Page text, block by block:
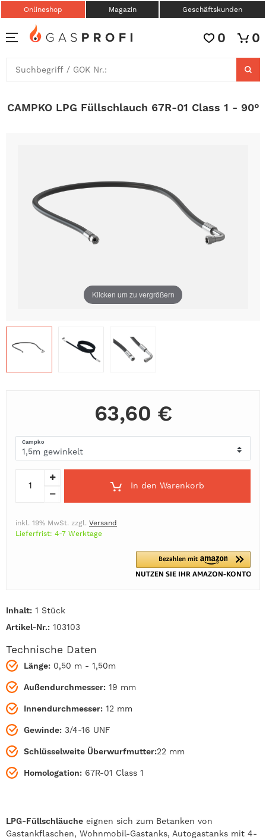
Onlineshop Magazin Geschäftskunden
0 0
CAMPKO LPG Füllschlauch 67R-01 Class 1 - 90°
Klicken um zu vergrößern
Inhalt: 1 Stück
Artikel-Nr.: 103103
Technische Daten
Länge: 0,50 m - 1,50m
Außendurchmesser: 19 mm
Innendurchmesser: 12 mm
Gewinde: 3/4-16 UNF
Schlüsselweite Überwurfmutter:22 mm
Homologation: 67R-01 Class 1
63,60 €
Campko
In den Warenkorb
inkl. 19% MwSt. zzgl. Versand
Lieferfrist: 4-7 Werktage
LPG-Füllschläuche eignen sich zum Betanken von
Gastankflaschen, Wohnmobil-Gastanks, Autogastanks mit 4-